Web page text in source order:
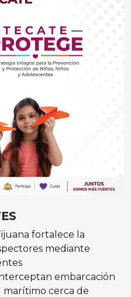
fortalece la
mediante
embarcación
marítimo cerca de